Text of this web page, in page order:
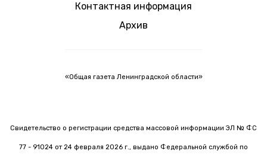
Контактная информация
Архив
«Общая газета Ленинградской области»
Свидетельство о регистрации средства массовой информации ЭЛ № ФС
77 - 91024 от 24 февраля 2026 г., выдано Федеральной службой по